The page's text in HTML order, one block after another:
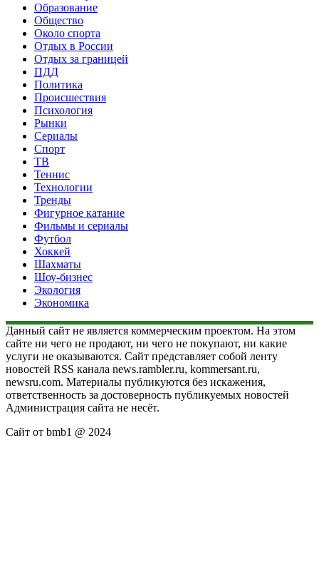
Образование
Общество
Около спорта
Отдых в России
Отдых за границей
ПДД
Политика
Происшествия
Психология
Рынки
Сериалы
Спорт
ТВ
Теннис
Технологии
Тренды
Фигурное катание
Фильмы и сериалы
Футбол
Хоккей
Шахматы
Шоу-бизнес
Экология
Экономика
Данный сайт не является коммерческим проектом. На этом
сайте ни чего не продают, ни чего не покупают, ни какие
услуги не оказываются. Сайт представляет собой ленту
новостей RSS канала news.rambler.ru, kommersant.ru,
newsru.com. Материалы публикуются без искажения,
ответственность за достоверность публикуемых новостей
Администрация сайта не несёт.
Сайт от bmb1 @ 2024